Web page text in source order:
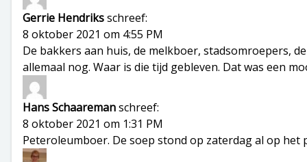
Gerrie Hendriksschreef:
8 oktober 2021 om 4:55 PM
De bakkers aan huis, de melkboer, stadsomroepers,
allemaal nog. Waar is die tijd gebleven. Dat was een
Hans Schaaremanschreef:
8 oktober 2021 om 1:31 PM
Peteroleumboer. De soep stond op zaterdag al op